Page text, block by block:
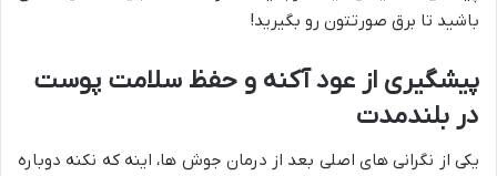
باشید تا برق صورتتون رو بگیرید!
پیشگیری از عود آکنه و حفظ سلامت پوست
در بلندمدت
یکی از نگرانی های اصلی بعد از درمان جوش ها، اینه که نکنه دوباره